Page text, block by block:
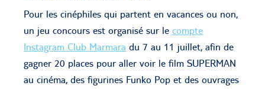
Pour les cinéphiles qui partent en vacances ou non,
un jeu concours est organisé sur le compte
Instagram Club Marmara du 7 au 11 juillet, afin de
gagner 20 places pour aller voir le film SUPERMAN
au cinéma, des figurines Funko Pop et des ouvrages